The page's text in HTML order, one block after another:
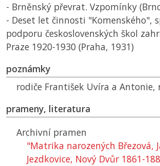
- Brněnský převrat. Vzpomínky
- Deset let činnosti "Komenského",
podporu československých škol
Praze 1920-1930 (Praha, 1931)
poznámky
rodiče František Uvíra a Antonie,
prameny, literatura
Archivní pramen
"Matrika narozených Březová,
Jezdkovice, Nový Dvůr 1861-